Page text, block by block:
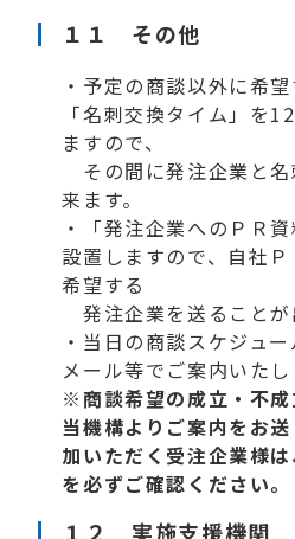
１１ その他
・予定の商談以外に希
「名刺交換タイム」を
ますので、
その間に発注企業と
来ます。
・「発注企業へのＰＲ
設置しますので、自社
希望する
発注企業を送ることが
・当日の商談スケジュ
メール等でご案内いたし
※商談希望の成立・不
当機構よりご案内をお
加いただく受注企業様
を必ずご確認ください。
１２ 実施支援機関